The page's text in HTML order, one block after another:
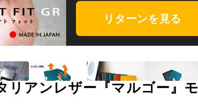
リターンを見る
リアンレザー『マルゴー』モ